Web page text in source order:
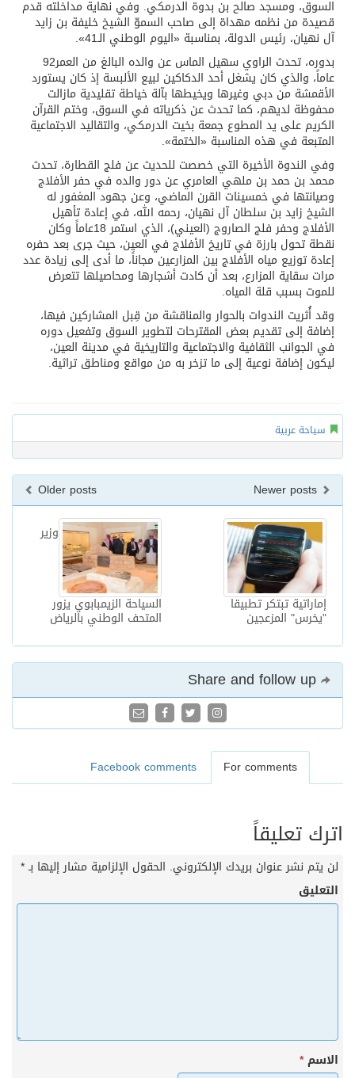
السوق، ومسجد صالح بن بدوة الدرمكي. وفي نهاية مداخلته قدم
قصيدة من نظمه مهداة إلى صاحب السموّ الشيخ خليفة بن زايد
آل نهيان، رئيس الدولة، بمناسبة «اليوم الوطني الـ‬41».
بدوره، تحدث الراوي سهيل الماس عن والده البالغ من العمر‬92
عاماً، والذي كان يشغل أحد الدكاكين لبيع الألبسة إذ كان يستورد
الأقمشة من دبي وغيرها ويخيطها بآلة خياطة تقليدية مازالت
محفوظة لديهم، كما تحدث عن ذكرياته في السوق، وختم القرآن
الكريم على يد المطوع جمعة بخيت الدرمكي، والتقاليد الاجتماعية
المتبعة في هذه المناسبة «الختمة».
وفي الندوة الأخيرة التي خصصت للحديث عن فلج القطارة، تحدث
محمد بن حمد بن ملهي العامري عن دور والده في حفر الأفلاج
وصيانتها في خمسينات القرن الماضي، وعن جهود المغفور له
الشيخ زايد بن سلطان آل نهيان، رحمه الله، في إعادة تأهيل
الأفلاج وحفر فلج الصاروج (العيني)، الذي استمر ‬18عاماً وكان
نقطة تحول بارزة في تاريخ الأفلاج في العين، حيث جرى بعد حفره
إعادة توزيع مياه الأفلاج بين المزارعين مجاناً، ما أدى إلى زيادة عدد
مرات سقاية المزارع، بعد أن كادت أشجارها ومحاصيلها تتعرض
للموت بسبب قلة المياه.
وقد أُثريت الندوات بالحوار والمناقشة من قِبل المشاركين فيها،
إضافة إلى تقديم بعض المقترحات لتطوير السوق وتفعيل دوره
في الجوانب الثقافية والاجتماعية والتاريخية في مدينة العين،
ليكون إضافة نوعية إلى ما تزخر به من مواقع ومناطق تراثية.
سياحة عربية
Older posts
وزير
السياحة الزيمبابوي يزور
المتحف الوطني بالرياض
إماراتية تبتكر تطبيقا
"يخرس" المزعجين
For comments
Facebook comments
اترك تعليقاً
لن يتم نشر عنوان بريدك الإلكتروني. الحقول الإلزامية مشار إليها بـ*
التعليق
الاسم*